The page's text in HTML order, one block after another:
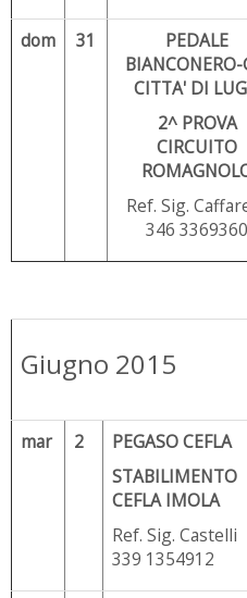
dom 31
PEDALE
BIANCONERO-
CITTA' DI
2^ PROVA
CIRCUITO
Ref. Sig.
346 3369360
Giugno 2015
mar 2
PEGASO CEFLA
STABILIMENTO
CEFLA IMOLA
Ref. Sig. Castelli
339 1354912